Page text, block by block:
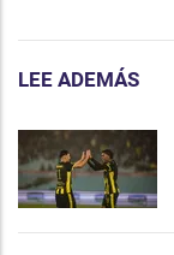
LEE ADEMÁS